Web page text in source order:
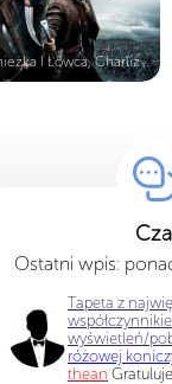
Królewna Śnieżka I Łowca, Charlize ...
Ostatni wpis:
Tapeta z
wyświetleń/
różowej
thean